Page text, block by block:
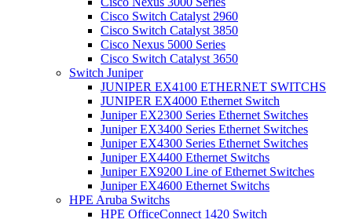
Cisco Switch Catalyst 2960
Cisco Switch Catalyst 3850
Cisco Nexus 5000 Series
Cisco Switch Catalyst 3650
Switch Juniper
JUNIPER EX4100 ETHERNET SWITCHS
JUNIPER EX4000 Ethernet Switch
Juniper EX2300 Series Ethernet Switches
Juniper EX3400 Series Ethernet Switches
Juniper EX4300 Series Ethernet Switches
Juniper EX4400 Ethernet Switchs
Juniper EX9200 Line of Ethernet Switches
Juniper EX4600 Ethernet Switchs
HPE Aruba Switchs
HPE OfficeConnect 1420 Switch